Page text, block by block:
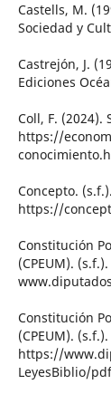
Castells, M.
Sociedad y
Castrejón, J.
Ediciones
Coll, F. (2024).
https://
Concepto.
https://
Constitución
(CPEUM).
Constitución
(CPEUM).
https://
LeyesBiblio/